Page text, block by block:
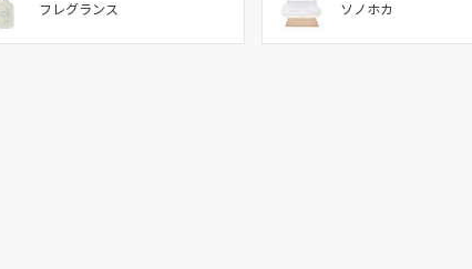
フレグランス ソノホカ